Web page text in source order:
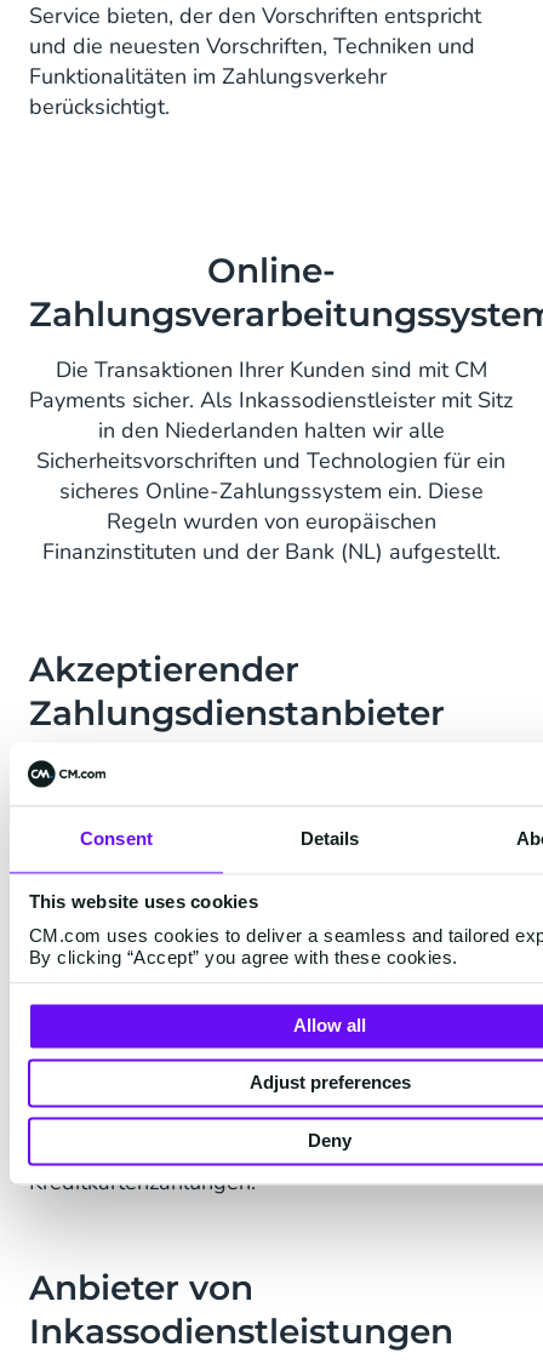
Consent Details
This website uses cookies
CM.com uses cookies to deliver a seamless and tailored
By clicking “Accept” you agree with these cookies.
Allow all
Adjust preferences
Deny
Service bieten, der den Vorschriften entspricht
und die neuesten Vorschriften, Techniken und
Funktionalitäten im Zahlungsverkehr
berücksichtigt.
Online-
Die Transaktionen Ihrer Kunden sind mit CM
Payments sicher. Als Inkassodienstleister mit Sitz
in den Niederlanden halten wir alle
Sicherheitsvorschriften und Technologien für ein
sicheres Online-Zahlungssystem ein. Diese
Regeln wurden von europäischen
Finanzinstituten und der Bank (NL) aufgestellt.
Akzeptierender
Zahlungsdienstanbieter
Ein APSP (Certified Merchant Payment Service
Provider) ist ein Vermittler, der zwischen
Händlern und Acquirern bei der Verarbeitung
sind Geschäftsleute und Organisationen, die
Acquirer sind Parteien, die
Debitkartentransaktionen genehmigen und
verarbeiten, wie z.B. einige Banken und
Transaktionsverarbeiter.
Certified Merchant Payment
Service Provider (APSP)und hat die volle
Berechtigung zur Bearbeitung von Debit- und
Kreditkartenzahlungen.
Anbieter von
Inkassodienstleistungen